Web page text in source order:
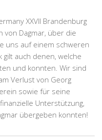
XXVII Brandenburg
von Dagmar, über die
uns auf einem schweren
gilt auch denen, welche
und konnten. Wir sind
Verlust von Georg
sowie für seine
Unterstützung,
übergeben konnten!